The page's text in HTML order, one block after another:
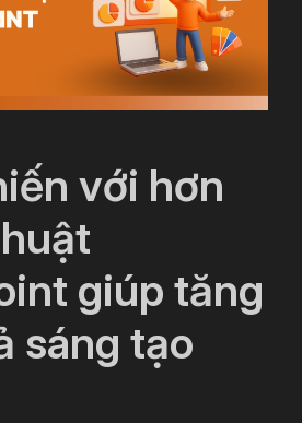
với hơn
giúp tăng
sáng tạo